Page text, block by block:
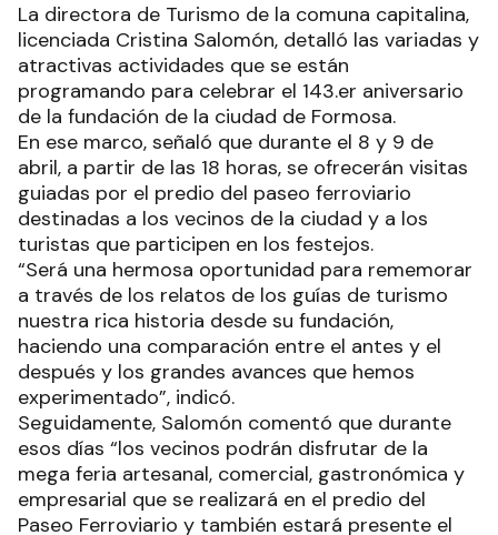
La directora de Turismo de la comuna capitalina,
licenciada Cristina Salomón, detalló las variadas y
atractivas actividades que se están
programando para celebrar el 143.er aniversario
de la fundación de la ciudad de Formosa.
En ese marco, señaló que durante el 8 y 9 de
abril, a partir de las 18 horas, se ofrecerán visitas
guiadas por el predio del paseo ferroviario
destinadas a los vecinos de la ciudad y a los
turistas que participen en los festejos.
“Será una hermosa oportunidad para rememorar
a través de los relatos de los guías de turismo
nuestra rica historia desde su fundación,
haciendo una comparación entre el antes y el
después y los grandes avances que hemos
experimentado”, indicó.
Seguidamente, Salomón comentó que durante
esos días “los vecinos podrán disfrutar de la
mega feria artesanal, comercial, gastronómica y
empresarial que se realizará en el predio del
Paseo Ferroviario y también estará presente el